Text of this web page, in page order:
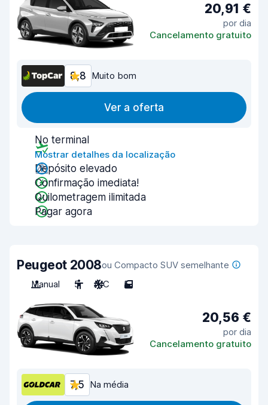
20,91 €
por dia
Cancelamento gratuito
8,8 Muito bom
Ver a oferta
No terminal
Mostrar detalhes da localização
Depósito elevado
Confirmação imediata!
Quilometragem ilimitada
Pagar agora
Peugeot 2008ou Compacto SUV semelhante
Manual
5 A/C 5
20,56 €
por dia
Cancelamento gratuito
7,5 Na média